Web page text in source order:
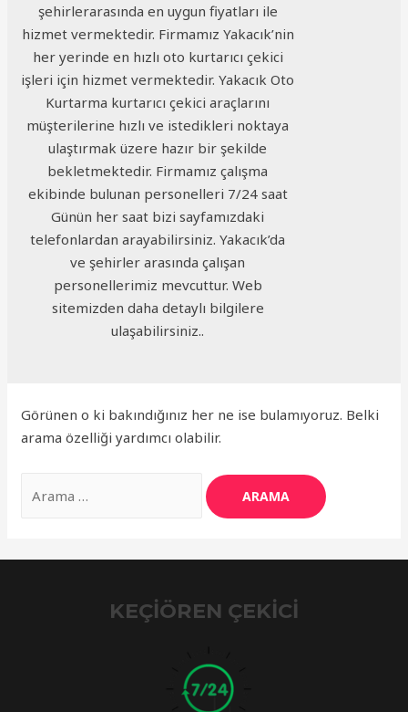
şehirlerarasında en uygun fiyatları ile
hizmet vermektedir. Firmamız Yakacık’nin
her yerinde en hızlı oto kurtarıcı çekici
işleri için hizmet vermektedir. Yakacık Oto
Kurtarma kurtarıcı çekici araçlarını
müşterilerine hızlı ve istedikleri noktaya
ulaştırmak üzere hazır bir şekilde
bekletmektedir. Firmamız çalışma
ekibinde bulunan personelleri 7/24 saat
Günün her saat bizi sayfamızdaki
telefonlardan arayabilirsiniz. Yakacık’da
ve şehirler arasında çalışan
personellerimiz mevcuttur. Web
sitemizden daha detaylı bilgilere
ulaşabilirsiniz..
Görünen o ki bakındığınız her ne ise bulamıyoruz. Belki
arama özelliği yardımcı olabilir.
for:
KEÇIÖREN ÇEKICI